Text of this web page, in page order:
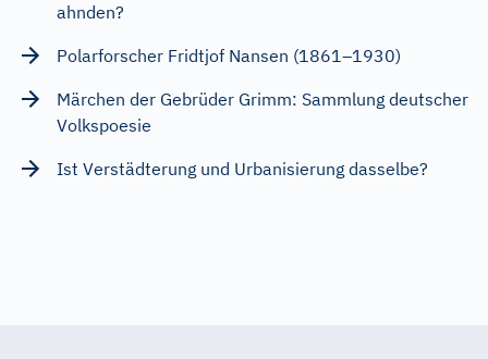
ahnden?
Polarforscher Fridtjof Nansen (1861–1930)
Märchen der Gebrüder Grimm: Sammlung deutscher
Volkspoesie
Ist Verstädterung und Urbanisierung dasselbe?